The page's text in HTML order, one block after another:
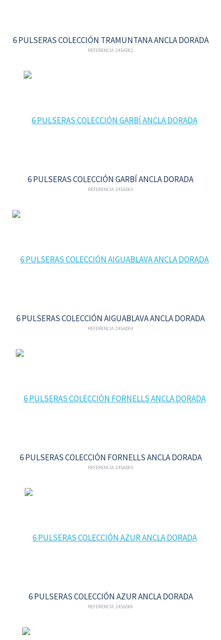
6 PULSERAS COLECCIÓN TRAMUNTANA ANCLA DORADA
REFERENCIA: 245AD02
6 PULSERAS COLECCIÓN GARBÍ ANCLA DORADA
REFERENCIA: 245AD03
6 PULSERAS COLECCIÓN AIGUABLAVA ANCLA DORADA
REFERENCIA: 245AD04
6 PULSERAS COLECCIÓN FORNELLS ANCLA DORADA
REFERENCIA: 245AD05
6 PULSERAS COLECCIÓN AZUR ANCLA DORADA
REFERENCIA: 245AD06